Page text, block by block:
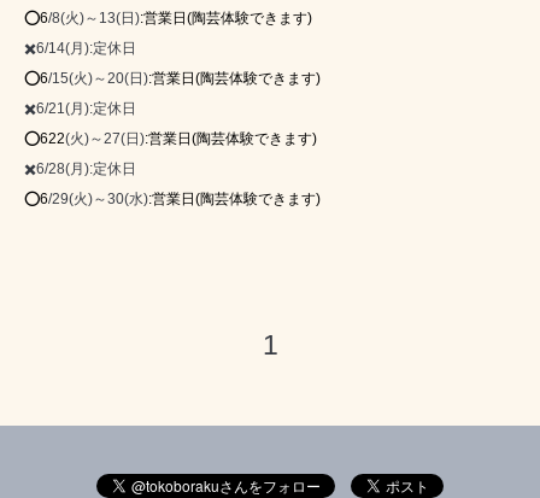
⭕6/8(火)～13(日):営業日(陶芸体験できます)
✖️6/14(月):定休日
⭕6/15(火)～20(日):営業日(陶芸体験できます)
✖️6/21(月):定休日
⭕622(火)～27(日):営業日(陶芸体験できます)
✖️6/28(月):定休日
⭕6/29(火)～30(水):営業日(陶芸体験できます)
1